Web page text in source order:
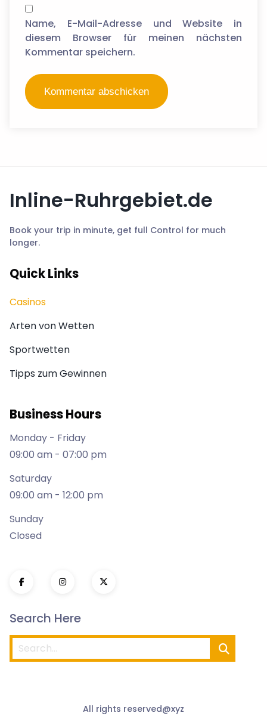
Name, E-Mail-Adresse und Website in
diesem Browser für meinen nächsten
Kommentar speichern.
Inline-Ruhrgebiet.de
Book your trip in minute, get full Control for much
longer.
Quick Links
Casinos
Arten von Wetten
Sportwetten
Tipps zum Gewinnen
Business Hours
Monday - Friday
09:00 am - 07:00 pm
Saturday
09:00 am - 12:00 pm
Sunday
Closed
Search Here
All rights reserved@xyz